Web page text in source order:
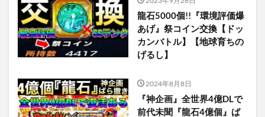
龍石5000個!!『環境評価爆
あげ』祭コイン交換【ドッ
カンバトル】【地球育ちの
げるし】
2024年8月8日
『神企画』全世界4億DLで
前代未聞『龍石4億個』ば